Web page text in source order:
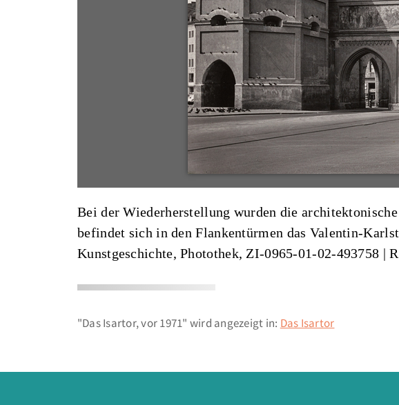
Bei der Wiederherstellung wurden die
befindet sich in den Flankentürmen das Valentin-
Kunstgeschichte, Photothek, ZI-0965-01-02-493758 |
"Das Isartor, vor 1971" wird angezeigt in: Das Isartor